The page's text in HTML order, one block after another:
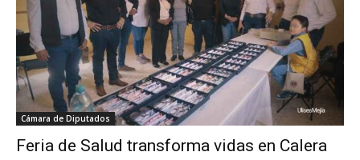
Cámara de Diputados
Feria de Salud transforma vidas en Calera